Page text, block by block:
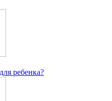
ребенка?